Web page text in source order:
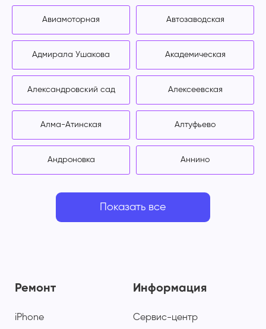
Авиамоторная Автозаводская
Адмирала Ушакова Академическая
Александровский сад Алексеевская
Алма-Атинская Алтуфьево
Андроновка Аннино
Показать все
Ремонт
iPhone
Информация
Сервис-центр